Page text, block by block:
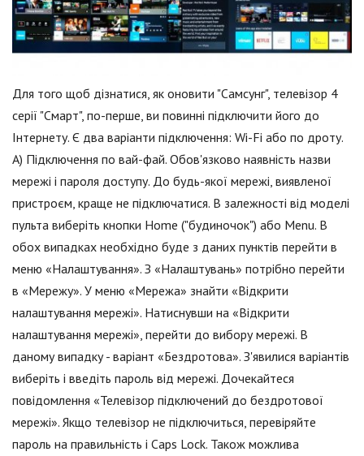
Для того щоб дізнатися, як оновити "Самсунг", телевізор 4
серії "Смарт", по-перше, ви повинні підключити його до
Інтернету. Є два варіанти підключення: Wi-Fi або по дроту.
А) Підключення по вай-фай. Обов'язково наявність назви
мережі і пароля доступу. До будь-якої мережі, виявленої
пристроєм, краще не підключатися. В залежності від моделі
пульта виберіть кнопки Home ("будиночок") або Menu. В
обох випадках необхідно буде з даних пунктів перейти в
меню «Налаштування». З «Налаштувань» потрібно перейти
в «Мережу». У меню «Мережа» знайти «Відкрити
налаштування мережі». Натиснувши на «Відкрити
налаштування мережі», перейти до вибору мережі. В
даному випадку - варіант «Бездротова». З'явилися варіантів
виберіть і введіть пароль від мережі. Дочекайтеся
повідомлення «Телевізор підключений до бездротової
мережі». Якщо телевізор не підключиться, перевіряйте
пароль на правильність і Caps Lock. Також можлива